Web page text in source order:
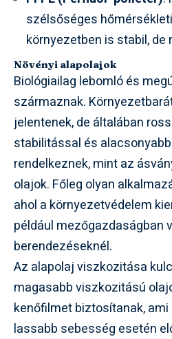
szélsőséges
környezetben is stabil, de
Növényi alapolajok
Biológiailag lebomló és
származnak.
jelentenek, de általában
stabilitással és
rendelkeznek, mint az
olajok. Főleg olyan
ahol a környezetvédelem
például mezőgazdaságban
berendezéseknél.
Az alapolaj viszkozitása
magasabb viszkozitású
kenőfilmet biztosítanak,
lassabb sebesség esetén